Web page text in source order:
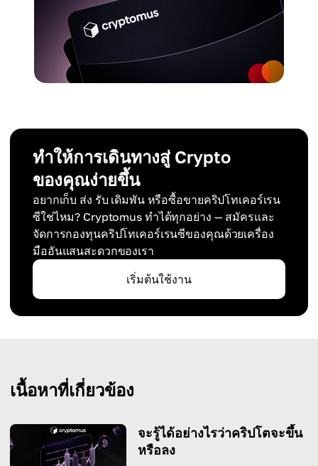
ทำให้การเดินทางสู่ Crypto
ของคุณง่ายขึ้น
อยากเก็บ ส่ง รับ เดิมพัน หรือซื้อขายคริปโทเคอร์เรน
ซีใช่ไหม? Cryptomus ทำได้ทุกอย่าง — สมัครและ
จัดการกองทุนคริปโทเคอร์เรนซีของคุณด้วยเครื่อง
มืออันแสนสะดวกของเรา
เริ่มต้นใช้งาน
เนื้อหาที่เกี่ยวข้อง
จะรู้ได้อย่างไรว่าคริปโตจะขึ้น
หรือลง